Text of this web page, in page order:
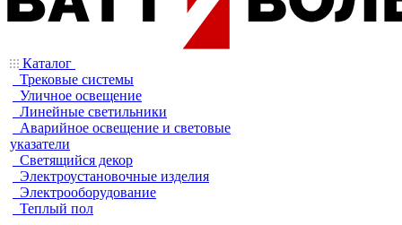
Каталог
Трековые системы
Уличное освещение
Линейные светильники
Аварийное освещение и световые
указатели
Светящийся декор
Электроустановочные изделия
Электрооборудование
Теплый пол